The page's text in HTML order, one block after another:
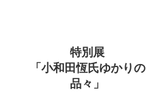
特別展
「小和田恆氏ゆかりの
品々」